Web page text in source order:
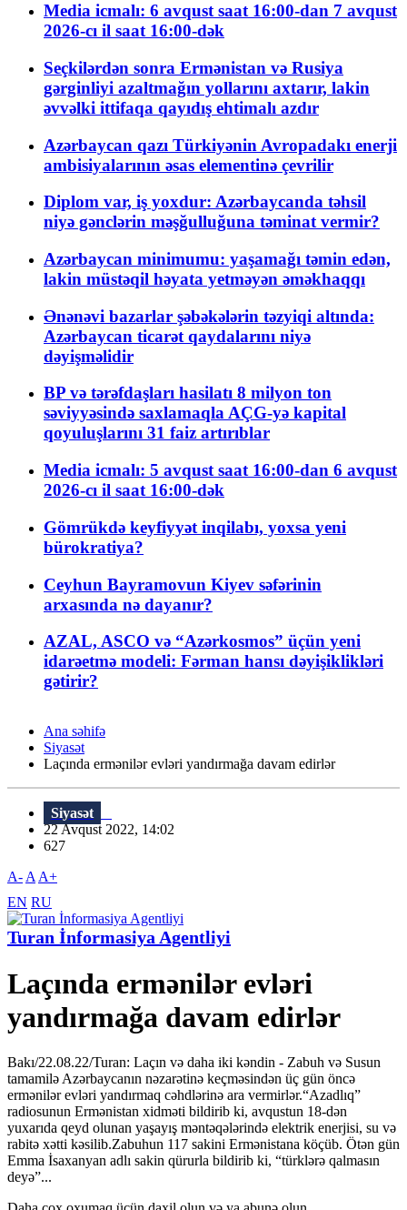
Media icmalı: 6 avqust saat 16:00-dan 7 avqust
2026-cı il saat 16:00-dək
Seçkilərdən sonra Ermənistan və Rusiya
gərginliyi azaltmağın yollarını axtarır, lakin
əvvəlki ittifaqa qayıdış ehtimalı azdır
Azərbaycan qazı Türkiyənin Avropadakı enerji
ambisiyalarının əsas elementinə çevrilir
Diplom var, iş yoxdur: Azərbaycanda təhsil
niyə gənclərin məşğulluğuna təminat vermir?
Azərbaycan minimumu: yaşamağı təmin edən,
lakin müstəqil həyata yetməyən əməkhaqqı
Ənənəvi bazarlar şəbəkələrin təzyiqi altında:
Azərbaycan ticarət qaydalarını niyə
dəyişməlidir
BP və tərəfdaşları hasilatı 8 milyon ton
səviyyəsində saxlamaqla AÇG-yə kapital
qoyuluşlarını 31 faiz artırıblar
Media icmalı: 5 avqust saat 16:00-dan 6 avqust
2026-cı il saat 16:00-dək
Gömrükdə keyfiyyət inqilabı, yoxsa yeni
bürokratiya?
Ceyhun Bayramovun Kiyev səfərinin
arxasında nə dayanır?
AZAL, ASCO və “Azərkosmos” üçün yeni
idarəetmə modeli: Fərman hansı dəyişiklikləri
gətirir?
Ana səhifə
Siyasət
Laçında ermənilər evləri yandırmağa davam edirlər
Siyasət
22 Avqust 2022, 14:02
627
A- A A+
EN RU
Turan İnformasiya Agentliyi
Laçında ermənilər evləri
yandırmağa davam edirlər
Bakı/22.08.22/Turan: Laçın və daha iki kəndin - Zabuh və Susun
tamamilə Azərbaycanın nəzarətinə keçməsindən üç gün öncə
ermənilər evləri yandırmaq cəhdlərinə ara vermirlər.“Azadlıq”
radiosunun Ermənistan xidməti bildirib ki, avqustun 18-dən
yuxarıda qeyd olunan yaşayış məntəqələrində elektrik enerjisi, su və
rabitə xətti kəsilib.Zabuhun 117 sakini Ermənistana köçüb. Ötən gün
Emma İsaxanyan adlı sakin qürurla bildirib ki, “türklərə qalmasın
deyə”...